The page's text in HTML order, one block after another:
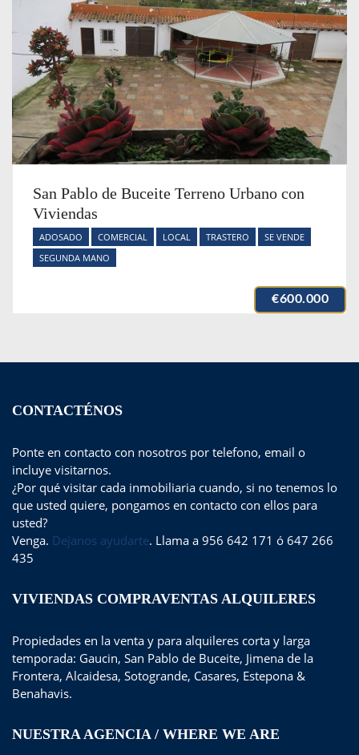
San Pablo de Buceite Terreno Urbano con
Viviendas
ADOSADO COMERCIAL LOCAL TRASTERO
SE VENDE
SEGUNDA MANO
€600.000
CONTACTÉNOS
Ponte en contacto con nosotros por telefono, email o
incluye visitarnos.
¿Por qué visitar cada inmobiliaria cuando, si no tenemos lo
que usted quiere, pongamos en contacto con ellos para
usted?
Venga. Dejanos ayudarte. Llama a 956 642 171 ó 647 266
435
VIVIENDAS COMPRAVENTAS ALQUILERES
Propiedades en la venta y para alquileres corta y larga
temporada: Gaucin, San Pablo de Buceite, Jimena de la
Frontera, Alcaidesa, Sotogrande, Casares, Estepona &
Benahavis.
NUESTRA AGENCIA / WHERE WE ARE